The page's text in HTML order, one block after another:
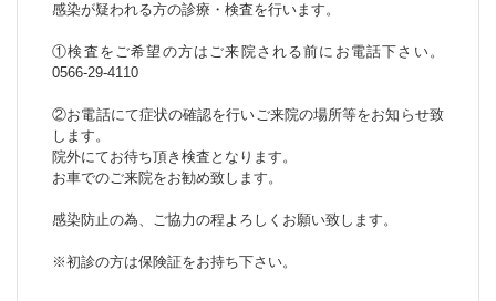
感染が疑われる方の診療・検査を行います。
①検査をご希望の方はご来院される前にお電話下さい。
0566-29-4110
②お電話にて症状の確認を行いご来院の場所等をお知らせ致
します。
院外にてお待ち頂き検査となります。
お車でのご来院をお勧め致します。
感染防止の為、ご協力の程よろしくお願い致します。
※初診の方は保険証をお持ち下さい。